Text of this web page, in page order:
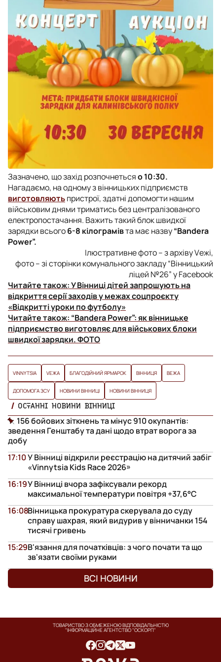
Зазначено, що захід розпочнетьсяо 10:30.
Нагадаємо, на одному з вінницьких підприємств
виготовляютьпристрої, здатні допомогти нашим
військовим днями триматись без централізованого
електропостачання. Важить такий блок швидкої
зарядки всього6-8 кілограмівта має назву“Bandera
Power”.
Ілюстративне фото – з архіву Vежі,
фото – зі сторінки комунального закладу “Вінницький
ліцей №26” у Facebook
Читайте також:У Вінниці дітей запрошують на
відкриття серії заходів у межах соцпроєкту
«Відкритті уроки по футболу»
Читайте також: “Bandera Power”: як вінницьке
підприємство виготовляє для військових блоки
швидкої зарядки. ФОТО
VINNYTSIA VЕЖА БЛАГОДІЙНИЙ ЯРМАРОК ВІННИЦЯ ВЕЖА
ДОПОМОГА ЗСУ НОВИНИ ВІННИЦІ НОВИНИ ВІННИЦЯ
ОСТАННІ НОВИНИ ВІННИЦІ
156 бойових зіткнень та мінус 910 окупантів:
зведення Генштабу та дані щодо втрат ворога за
добу
У Вінниці відкрили реєстрацію на дитячий забіг
«Vinnytsia Kids Race 2026»
17:10
У Вінниці вчора зафіксували рекорд
максимальної температури повітря +37,6°С
16:19
Вінницька прокуратура скерувала до суду
справу шахрая, який видурив у вінничанки 154
тисячі гривень
16:08
В'язання для початківців: з чого почати та що
зв'язати своїми руками
15:29
ВСІ НОВИНИ
ТОВАРИСТВО З ОБМЕЖЕНОЮ ВІДПОВІДАЛЬНІСТЮ
"ІНФОРМАЦІЙНЕ АГЕНТСТВО "ОСКОРП"